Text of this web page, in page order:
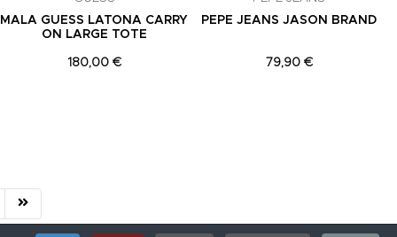
MALA GUESS LATONA CARRY
ON LARGE TOTE
180,00 €
PEPE JEANS JASON BRAND
79,90 €